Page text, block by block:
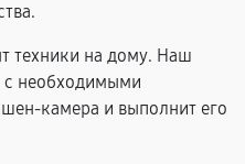
техники на дому. Наш
с необходимыми
камера и выполнит его